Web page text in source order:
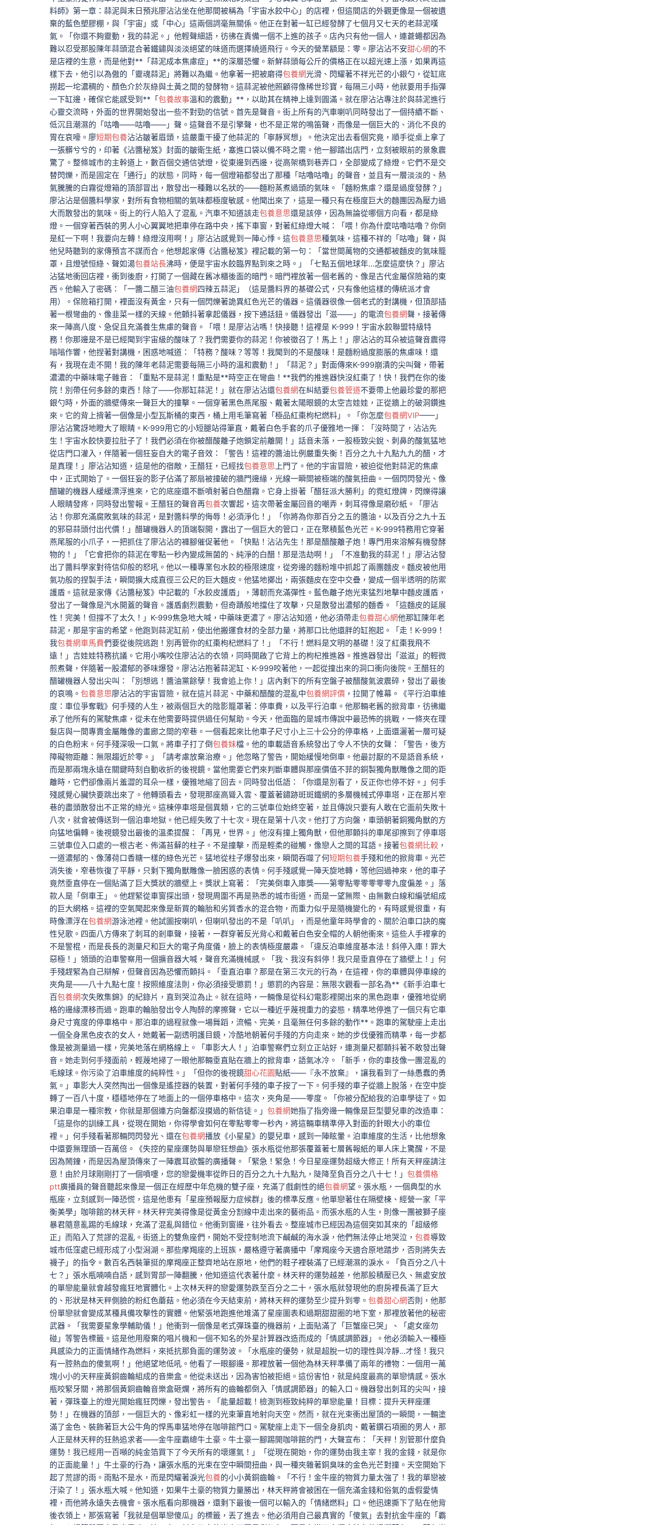
料師》第一章：蒜泥與末日預兆廖沾沾坐在他那間被稱為「宇宙水餃中心」的店裡，但這間店的外觀更像是一個被遺
棄的藍色塑膠棚，與「宇宙」或「中心」這兩個詞毫無關係。他正在對著一缸已經發酵了七個月又七天的老蒜泥嘆
氣。「你還不夠靈動，我的蒜泥。」他輕聲細語，彷彿在責備一個不上進的孩子。店內只有他一個人，連蒼蠅都因為
難以忍受那股陳年蒜頭混合著鐵鏽與淡淡絕望的味道而選擇繞道飛行。今天的營業額是：零。廖沾沾不安甜心網的不
是店裡的生意，而是他對**「蒜泥成本焦慮症」**的深層恐懼。新鮮蒜頭每公斤的價格正在以超光速上漲，如果再這
樣下去，他引以為傲的「靈魂蒜泥」將難以為繼。他拿著一把被磨得包養網光滑、閃耀著不祥光芒的小銀勺，從缸底
撈起一坨濃稠的、顏色介於灰綠與土黃之間的發酵物。這蒜泥被他照顧得像稀世珍寶，每隔三小時，他就要用手指彈
一下缸邊，確保它能感受到**「包養故事溫和的震動」**，以助其在精神上達到圓滿。就在廖沾沾專注於與蒜泥進行
心靈交流時，外面的世界開始發出一些不對勁的信號。首先是聲音。街上所有的汽車喇叭同時發出了一個持續不斷、
低沉且潮濕的「咕嚕——咕嚕——」聲。這聲音不是引擎聲，也不是正常的鳴笛聲，而像是一個巨大的、消化不良的
胃在哀嚎。廖短期包養沾沾皺著眉頭，這嚴重干擾了他蒜泥的「寧靜冥想」。他決定出去看個究竟，順手從桌上拿了
一張髒兮兮的，印著《沾醬秘笈》封面的皺衛生紙，塞進口袋以備不時之需。他一腳踏出店門，立刻被眼前的景象震
驚了。整條城市的主幹道上，數百個交通信號燈，從東邊到西邊，從高架橋到巷弄口，全部變成了綠燈。它們不是交
替閃爍，而是固定在「通行」的狀態，同時，每一個燈箱都發出了那種「咕嚕咕嚕」的聲音，並且有一層淡淡的、熱
氣騰騰的白霧從燈箱的頂部冒出，散發出一種難以名狀的——麵粉蒸煮過頭的氣味。「麵粉焦慮？還是過度發酵？」
廖沾沾是個醬料學家，對所有食物相關的氣味都極度敏感。他聞出來了，這是一種只有在極度巨大的麵團因為壓力過
大而散發出的氣味。街上的行人陷入了混亂。汽車不知道該走包養意思還是該停，因為無論從哪個方向看，都是綠
燈。一個穿著西裝的男人小心翼翼地把車停在路中央，搖下車窗，對著紅綠燈大喊：「喂！你為什麼咕嚕咕嚕？你倒
是紅一下啊！我要向左轉！綠燈沒用啊！」廖沾沾感覺到一陣心悸。這包養意思種氣味，這種不祥的「咕嚕」聲，與
他兒時聽到的家傳預言不謀而合。他想起家傳《沾醬秘笈》裡記載的第一句：「當世間萬物的交通都被麵皮的氣味籠
罩，且燈號恒綠、聲如湯包養站長沸時，便是宇宙水餃臨界點到來之時。」「七點五個地球年…怎麼這麼快？」廖沾
沾猛地衝回店裡，衝到後廚，打開了一個藏在舊冰櫃後面的暗門。暗門裡放著一個老舊的、像是古代金屬保險箱的東
西。他輸入了密碼：「一醬二醋三油包養網四辣五蒜泥」（這是醬料界的基礎公式，只有像他這樣的傳統派才會
用）。保險箱打開，裡面沒有黃金，只有一個閃爍著詭異紅色光芒的儀器。這儀器很像一個老式的對講機，但頂部插
著一根彎曲的、像韭菜一樣的天線。他顫抖著拿起儀器，按下通話鈕。儀器發出「滋——」的電流包養網聲，接著傳
來一陣高八度、急促且充滿養生焦慮的聲音。「喂！是廖沾沾嗎！快接聽！這裡是 K-999！宇宙水餃聯盟特級特
務！你那邊是不是已經聞到宇宙級的酸味了？我們需要你的蒜泥！你被徵召了！馬上！」廖沾沾的耳朵被這聲音震得
嗡嗡作響，他捏著對講機，困惑地喊道：「特務？酸味？等等！我聞到的不是酸味！是麵粉過度膨脹的焦慮味！還
有，我現在走不開！我的陳年老蒜泥需要每隔三小時的溫和震動！」「蒜泥？」對面傳來K-999崩潰的尖叫聲，帶著
濃濃的中藥味電子雜音：「重點不是蒜泥！重點是**時空正在彎曲！**我們的推進器快沒紅棗了！快！我們在你的後
院！別帶任何多餘的東西！除了——你那缸蒜泥！」就在廖沾沾還包養網在糾結要包養管道不要帶上他最珍愛的那把
銀勺時，外面的牆壁傳來一聲巨大的撞擊。一個穿著黑色燕尾服、戴著太陽眼鏡的太空吉娃娃，正從牆上的破洞鑽進
來。它的背上揹著一個像是小型瓦斯桶的東西，桶上用毛筆寫著「極品紅棗枸杞燃料」。「你怎麼包養網VIP——」
廖沾沾驚訝地瞪大了眼睛。K-999用它的小短腿站得筆直，戴著白色手套的爪子優雅地一揮：「沒時間了，沾沾先
生！宇宙水餃快要拉肚子了！我們必須在你被醋酸離子炮鎖定前離開！」話音未落，一股極致尖銳、刺鼻的酸氣猛地
從店門口灌入，伴隨著一個狂妄自大的電子音效：「警告！這裡的醬油比例嚴重失衡！百分之九十九點九九的醋，才
是真理！」廖沾沾知道，這是他的宿敵，王醋狂，已經找包養意思上門了。他的宇宙冒險，被迫從他對蒜泥的焦慮
中，正式開始了。一個狂妄的影子佔滿了那扇被撞破的牆門邊緣，光線一瞬間被極端的酸氣扭曲。一個閃閃發光、像
醋罐的機器人緩緩漂浮進來，它的底座還不斷噴射著白色醋霧。它身上掛著「醋狂派大勝利」的霓虹燈牌，閃爍得讓
人眼睛發疼，同時發出警報。王醋狂的聲音再包養次響起，這次帶著金屬回音的嘲弄，刺耳得像是磨砂紙。「廖沾
沾！你那充滿腐敗氣味的蒜泥，是對醬料學的侮辱！必須淨化！」「你將為你那百分之五的醬油，以及百分之九十五
的邪惡蒜頭付出代價！」醋罐機器人的頂端裂開，露出了一個巨大的管口，正在聚積藍色光芒。K-999特務用它穿著
燕尾服的小爪子，一把抓住了廖沾沾的褲腳催促著他。「快點！沾沾先生！那是醋酸離子炮！專門用來溶解有機發酵
物的！」「它會把你的蒜泥在零點一秒內變成無菌的、純淨的白醋！那是浩劫啊！」「不准動我的蒜泥！」廖沾沾發
出了醬料學家對待信仰般的怒吼。他以一種專業包水餃的極限速度，從旁邊的麵粉堆中抓起了兩團麵皮。麵皮被他用
氣功般的捏製手法，瞬間擴大成直徑三公尺的巨大麵皮。他猛地擲出，兩張麵皮在空中交疊，變成一個半透明的防禦
護盾。這就是家傳《沾醬秘笈》中記載的「水餃皮護盾」，薄韌而充滿彈性。藍色離子炮光束猛烈地擊中麵皮護盾，
發出了一聲像是汽水開蓋的聲音。護盾劇烈震動，但奇蹟般地擋住了攻擊，只是散發出濃郁的麵香。「這麵皮的延展
性！完美！但撐不了太久！」K-999焦急地大喊，中藥味更濃了。廖沾沾知道，他必須帶走包養甜心網他那缸陳年老
蒜泥，那是宇宙的希望。他跑到蒜泥缸前，使出他搬運食材的全部力量，將那口比他還胖的缸抱起。「走！K-999！
我包養網車馬費們要從後院逃跑！別再管你的紅棗枸杞燃料了！」「不行！燃料是文明的基礎！沒了紅棗我飛不
遠！」吉娃娃特務抗議。它用小嘴咬住廖沾沾的衣領，同時開啟了它背上的枸杞推進器。推進器發出「滋滋」的輕微
煎煮聲，伴隨著一股濃郁的蔘味爆發。廖沾沾抱著蒜泥缸、K-999咬著他，一起從撞出來的洞口衝向後院。王醋狂的
醋罐機器人發出尖叫：「別想逃！醬油黨餘孽！我會追上你！」店內剩下的所有空盤子被醋酸氣波震碎，發出了最後
的哀鳴。 包養意思廖沾沾的宇宙冒險，就在這片蒜泥、中藥和醋酸的混亂中包養網評價 ，拉開了帷幕。《平行泊車維
度：車位爭奪戰》何手殘的人生，被兩個巨大的陰影籠罩著：停車費，以及平行泊車。他那輛老舊的掀背車，彷彿繼
承了他所有的駕駛焦慮，從未在他需要時提供過任何幫助。今天，他面臨的是城市傳說中最恐怖的挑戰，一條夾在理
髮店與一間專賣金屬雕像的畫廊之間的窄巷。一個看起來比他車子尺寸小上三十公分的停車格，上面還灑著一層可疑
的白色粉末。何手殘深吸一口氣。將車子打了倒包養妹檔。他的車載語音系統發出了令人不快的女聲：「警告，後方
障礙物距離：無限趨近於零。」「請考慮放棄治療。」他忽略了警告，開始緩慢地倒車。他最討厭的不是語音系統，
而是那兩塊永遠在關鍵時刻自動收折的後視鏡。當他需要它們來判斷車體與那座價值不菲的銅製獨角獸雕像之間的距
離時，它們卻像兩片羞澀的耳朵一樣，優雅地縮了回去。同時發出低語：「你還是別看了，反正你也停不好。」何手
殘感覺心臟快要跳出來了。他轉頭看去，發現那座高聳入雲、覆蓋著鏽跡斑斑鐵網的多層機械式停車塔，正在那片窄
巷的盡頭散發出不正常的綠光。這棟停車塔是個異類，它的三號車位始終空著，並且傳說只要有人敢在它面前失敗十
八次，就會被傳送到一個泊車地獄。他已經失敗了十七次。現在是第十八次。他打了方向盤，車頭朝著銅獨角獸的方
向猛地偏轉。後視鏡發出最後的溫柔提醒：「再見，世界。」他沒有撞上獨角獸，但他那顫抖的車尾卻擦到了停車塔
三號車位入口處的一根古老、佈滿苔蘚的柱子。不是撞擊，而是輕柔的碰觸，像戀人之間的耳語。接著包養網比較 ，
一道濃郁的、像薄荷口香糖一樣的綠色光芒。猛地從柱子爆發出來，瞬間吞噬了何短期包養手殘和他的掀背車。光芒
消失後，窄巷恢復了平靜，只剩下獨角獸雕像一臉困惑的表情。何手殘感覺一陣天旋地轉，等他回過神來，他的車子
竟然垂直停在一個貼滿了巨大獎狀的牆壁上。獎狀上寫著：「完美倒車入庫獎——第零點零零零零零九度偏差。」落
款人是「倒車王」。他趕緊從車窗探出頭，發現周圍不再是熟悉的城市街道，而是一望無際、由無數白線和編號組成
的巨大網格。這裡的空氣聞起來像是新買的輪胎和劣質香水的混合物，而重力似乎是隨機變化的，有時感覺很重，有
時像漂浮在包養網游泳池裡。他試圖按喇叭，但喇叭發出的不是「叭叭」，而是他童年時學會的、關於泊車口訣的魔
性兒歌。四面八方傳來了刺耳的剎車聲，接著，一群穿著反光背心和戴著白色安全帽的人朝他衝來。這些人手裡拿的
不是警棍，而是長長的測量尺和巨大的電子角度儀，臉上的表情極度嚴肅。「違反泊車維度基本法！斜停入庫！罪大
惡極！」領頭的泊車警察用一個擴音器大喊，聲音充滿機械感。「我、我沒有斜停！我只是垂直停在了牆壁上！」何
手殘趕緊為自己辯解，但聲音因為恐懼而顫抖。「垂直泊車？那是在第三次元的行為，在這裡，你的車體與停車線的
夾角是——八十九點七度！按照維度法則，你必須接受懲罰！」懲罰的內容是：無限次觀看一部名為**《新手泊車七
百包養網次失敗集錦》的紀錄片，直到哭泣為止。就在這時，一輛像是從科幻電影裡開出來的黑色跑車，優雅地從網
格的邊緣漂移而過。跑車的輪胎發出令人陶醉的摩擦聲，它以一種近乎蔑視重力的姿態，精準地停進了一個只有它車
身尺寸寬度的停車格中。那泊車的過程就像一場舞蹈，流暢、完美，且毫無任何多餘的動作**。跑車的駕駛座上走出
一個全身黑色皮衣的女人，她戴著一副透明護目鏡，冷酷地朝著何手殘的方向走來。她的步伐優雅而精準，每一步都
像是被測量過一樣，完美地落在網格線上。「車影大人！」泊車警察們立刻立正站好，連測量尺都顫抖著不敢發出聲
音。她走到何手殘面前，輕蔑地掃了一眼他那輛垂直貼在牆上的掀背車，語氣冰冷。「新手，你的車技像一團混亂的
毛線球。你污染了泊車維度的純粹性。」「但你的後視鏡甜心花園貼紙——『永不放棄』，讓我看到了一絲愚蠢的勇
氣。」車影大人突然掏出一個像是遙控器的裝置，對著何手殘的車子按了一下。何手殘的車子從牆上脫落，在空中旋
轉了一百八十度，穩穩地停在了地面上的一個停車格中。這次，夾角是——零度。「你被分配給我的泊車學徒了。如
果泊車是一種宗教，你就是那個連方向盤都沒摸過的新信徒。」 包養網她指了指旁邊一輛像是巨型嬰兒車的改造車：
「這是你的訓練工具，從現在開始，你得學會如何在零點零零一秒內，將這輛車精準停入對面的針眼大小的車位
裡。」何手殘看著那輛閃閃發光、還在包養網播放《小星星》的嬰兒車，感到一陣眩暈。泊車維度的生活，比他想象
中還要無理頭一百萬倍。《失控的星座運勢與單戀狂想曲》張水瓶從他那張覆蓋著七層舊報紙的單人床上驚醒，不是
因為鬧鐘，而是因為屋頂傳來了一陣震耳欲聾的廣播聲。「緊急！緊急！今日星座運勢超級大修正！所有天秤座請注
意！由於月球剛剛打了一個噴嚏，您的戀愛機率從昨日的百分之九十九點九，陡降至負百分之八十七！」 包養價格
ptt廣播員的聲音聽起來像是一個正在經歷中年危機的雙子座，充滿了戲劇性的絕包養網望。張水瓶，一個典型的水
瓶座，立刻感到一陣恐慌，這是他患有「星座預報壓力症候群」後的標準反應。他單戀著住在隔壁棟、經營一家「平
衡美學」咖啡館的林天秤。林天秤完美得像是從黃金分割線中走出來的藝術品。而張水瓶的人生，則像一團被獅子座
暴君隨意亂踢的毛線球，充滿了混亂與錯位。他衝到窗邊，往外看去。整座城市已經因為這個突如其來的「超級修
正」而陷入了荒謬的混亂。街道上的雙魚座們，開始不受控制地流下鹹鹹的海水淚，他們無法停止地哭泣， 包養導致
城市低窪處已經形成了小型潟湖。那些摩羯座的上班族，嚴格遵守著廣播中「摩羯座今天適合原地踏步，否則將失去
襪子」的指令。數百名西裝筆挺的摩羯座正整齊地站在原地，他們的鞋子裡裝滿了已經潮濕的淚水。「負百分之八十
七？」張水瓶喃喃自語，感到胃部一陣翻騰，他知道這代表著什麼。林天秤的運勢越差，他那股積壓已久、無處安放
的單戀能量就會越發瘋狂地實體化。上次林天秤的戀愛運勢跌至百分之二十，張水瓶就發現他的廚房裡長滿了巨大
的、形狀是林天秤側臉的粉紅色蘑菇。他必須在今天結束前，將林天秤的運勢至少提升到零。 包養甜心網否則，他那
份單戀就會變成某種具備攻擊性的實體。他緊張地跑進他堆滿了星座圖表和過期甜甜圈的地下室，那裡放著他的秘密
武器。「我需要星象學輔助儀！」他衝到一個像是老式彈珠臺的機器前，上面貼滿了「巨蟹座已哭」、「處女座勿
碰」等警告標籤。這是他用廢棄的唱片機和一個不知名的外星計算器改造而成的「情感調節器」。他必須輸入一種極
具感染力的正面情緒作為燃料，來抵抗那負面的運勢波。「水瓶座的優勢，就是超脫一切的理性與冷靜…才怪！我只
有一腔熱血的傻氣啊！」他絕望地低吼。他看了一眼腳邊。那裡放著一個他為林天秤準備了兩年的禮物：一個用一萬
塊小小的天秤座黃銅齒輪組成的音樂盒。他從未送出，因為害怕被拒絕。這份害怕，就是純度最高的單戀情感。張水
瓶咬緊牙關，將那個黃銅齒輪音樂盒砸爛，將所有的齒輪都倒入「情感調節器」的輸入口。機器發出刺耳的尖叫，接
著，彈珠臺上的燈光開始瘋狂閃爍，發出警告。「能量超載！檢測到極致純粹的單戀能量！目標：提升天秤座運
勢！」在機器的頂部，一個巨大的、像彩虹一樣的光束筆直地射向天空。然而，就在光束衝出屋頂的一瞬間，一輛塗
滿了金色、裝飾著巨大公牛角的悍馬車猛地停在咖啡館門口。駕駛座上走下一個全身肌肉、戴著鑽石項圈的男人，那
人正是林天秤的狂熱追求者——金牛座霸總牛土豪。牛土豪一腳踢開咖啡館的門，大聲宣布：「天秤！別管那什麼負
運勢！我已經用一百噸的純金箔買下了今天所有的壞運氣！」「從現在開始，你的運勢由我主宰！我的金錢，就是你
的正面能量！」牛土豪的行為，讓張水瓶的光束在空中瞬間扭曲，與一種夾雜著銅臭味的金色光芒對撞。天空開始下
起了荒謬的雨。雨點不是水，而是閃耀著淚光包養的小小黃銅齒輪。「不行！金牛座的物質力量太強了！我的單戀被
汙染了！」張水瓶大喊。他知道，如果牛土豪的物質力量勝出，林天秤將會被困在一個充滿金錢和俗氣的虛假愛情
裡，而他將永遠失去機會。張水瓶看向那機器，還剩下最後一個可以輸入的「情緒燃料」口。他迅速撕下了貼在他背
後衣領上，那張寫著「我就是個單戀傻瓜」的標籤，丟了進去。他必須用自己最真實的「傻氣」去對抗金牛座的「霸